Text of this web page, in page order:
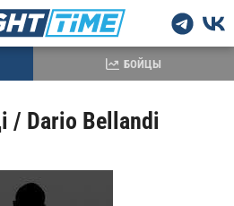
/ Dario Bellandi
БОЙЦЫ